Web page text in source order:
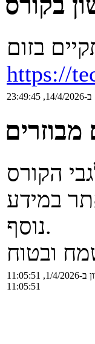
בזום
https://
במידע
נוסף.
ובטוח
11:05:51
11:05:51